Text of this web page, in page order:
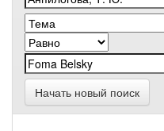
Начать новый поиск